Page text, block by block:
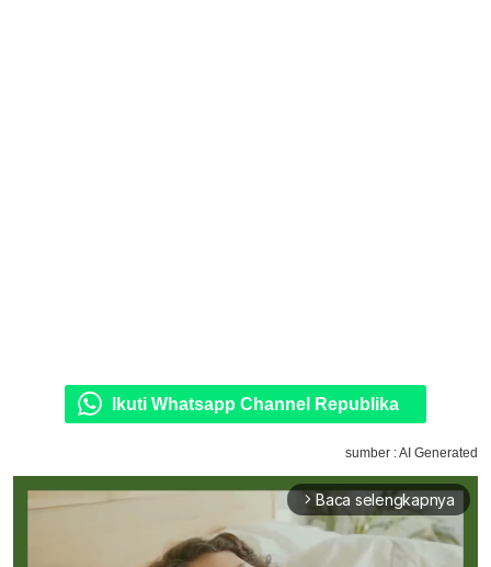
Ikuti Whatsapp Channel Republika
sumber : AI Generated
arrow_forward_ios Baca selengkapnya